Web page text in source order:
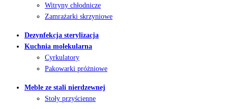
Witryny chłodnicze
Zamrażarki skrzyniowe
Dezynfekcja sterylizacja
Kuchnia molekularna
Cyrkulatory
Pakowarki próżniowe
Meble ze stali nierdzewnej
Stoły przyścienne